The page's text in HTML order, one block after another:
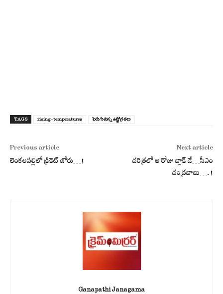
TAGS rising-temperatures పెరుగుతున్న ఉష్ణోగ్ర‌త‌లు
Previous article
లెంకలపల్లిలో క్రికెట్ జోరు…!
Next article
చ‌రిత్ర‌లో ఆ రోజు బ్లాక్ డే…సీఎం
చంద్ర‌బాబు….!
Ganapathi Janagama